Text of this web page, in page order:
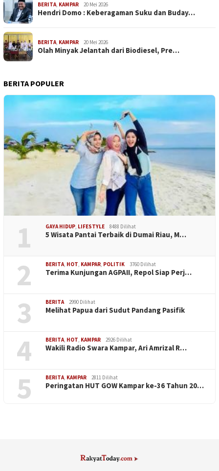
BERITA, KAMPAR 20 Mei 2026
Hendri Domo : Keberagaman Suku dan Buday…
BERITA, KAMPAR 20 Mei 2026
Olah Minyak Jelantah dari Biodiesel, Pre…
BERITA POPULER
1 GAYA HIDUP LIFESTYLE 8488 Dilihat
5 Wisata Pantai Terbaik di Dumai Riau, M…
2 BERITA HOT KAMPAR POLITIK 3760 Dilihat
Terima Kunjungan AGPAII, Repol Siap Perj…
3 BERITA 2990 Dilihat
Melihat Papua dari Sudut Pandang Pasifik
4 BERITA HOT KAMPAR 2926 Dilihat
Wakili Radio Swara Kampar, Ari Amrizal R…
5 BERITA KAMPAR 2811 Dilihat
Peringatan HUT GOW Kampar ke-36 Tahun 20…